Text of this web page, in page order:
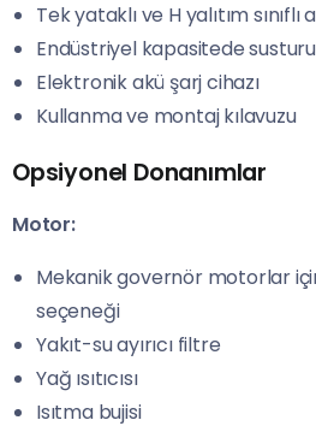
Tek yataklı ve H yalıtım
Endüstriyel kapasitede
Elektronik akü şarj cihazı
Kullanma ve montaj kılavuzu
Opsiyonel Donanımlar
Motor:
Mekanik governör motorlar
seçeneği
Yakıt-su ayırıcı filtre
Yağ ısıtıcısı
Isıtma bujisi